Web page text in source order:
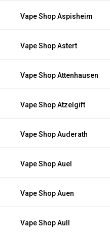
Vape Shop Aspisheim
Vape Shop Astert
Vape Shop Attenhausen
Vape Shop Atzelgift
Vape Shop Auderath
Vape Shop Auel
Vape Shop Auen
Vape Shop Aull